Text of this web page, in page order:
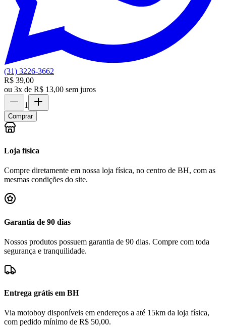
(31) 3226-3662
R$ 39,00
ou 3x de R$ 13,00 sem juros
1
Comprar
Loja física
Compre diretamente em nossa loja física, no centro de BH, com as
mesmas condições do site.
Garantia de 90 dias
Nossos produtos possuem garantia de 90 dias. Compre com toda
segurança e tranquilidade.
Entrega grátis em BH
Via motoboy disponíveis em endereços a até 15km da loja física,
com pedido mínimo de R$ 50,00.